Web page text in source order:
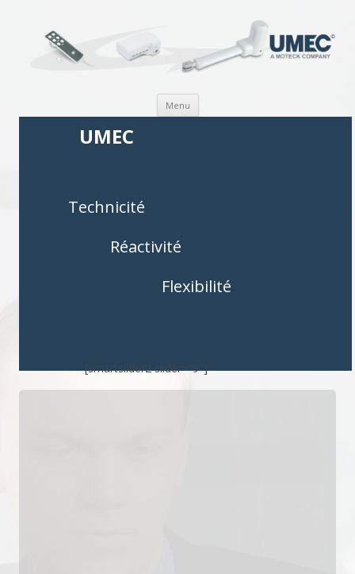
Menu Aller au contenu
UMEC
Technicité
Réactivité
Flexibilité
[smartslider2 slider="9"]